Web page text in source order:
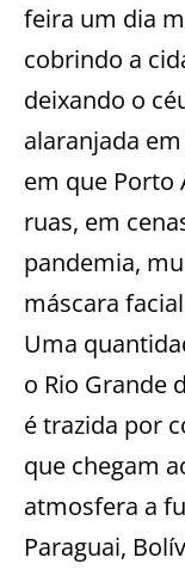
feira um dia
cobrindo a
deixando o
alaranjada
em que Porto
ruas, em
pandemia,
máscara
Uma
o Rio Grande
é trazida por
que chegam
atmosfera a
Paraguai,